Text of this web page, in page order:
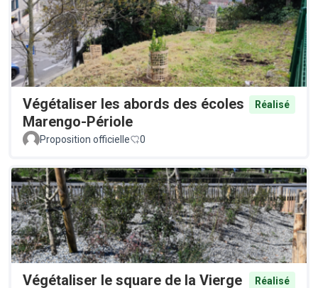
Végétaliser les abords des écoles
Marengo-Périole
Réalisé
Proposition officielle 0
Végétaliser le square de la Vierge
Réalisé